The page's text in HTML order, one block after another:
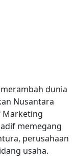
dunia
Nusantara
Marketing
memegang
perusahaan
usaha.